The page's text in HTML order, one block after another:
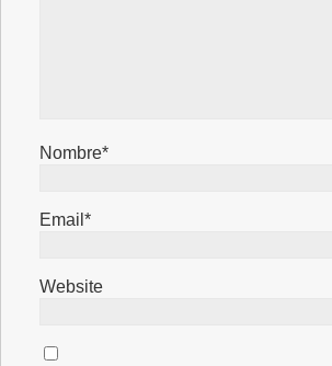
Nombre*
Email*
Website